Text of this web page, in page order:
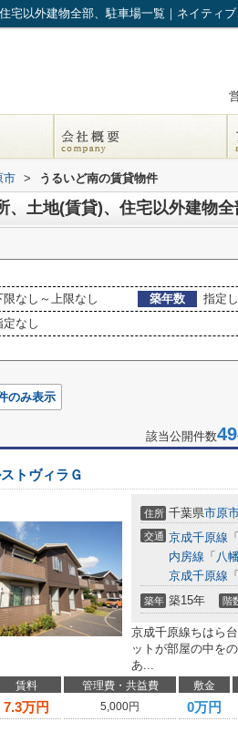
市原市う
市 > うるいど南の賃貸物件
、土地(賃貸)、住宅以外建物
限なし～上限なし 築年数
指定
定なし
のみ表示
該当公開件数49
トヴィラＧ
住所 千葉県市原
交通 京成千原線 「
内房線 「 八
京成千原線 「
築年 築15年 階
京成千原線ちはら
ットが部屋の中を
あ...
賃料 管理費・共益費 敷金
7.3万円 5,000円 0万円